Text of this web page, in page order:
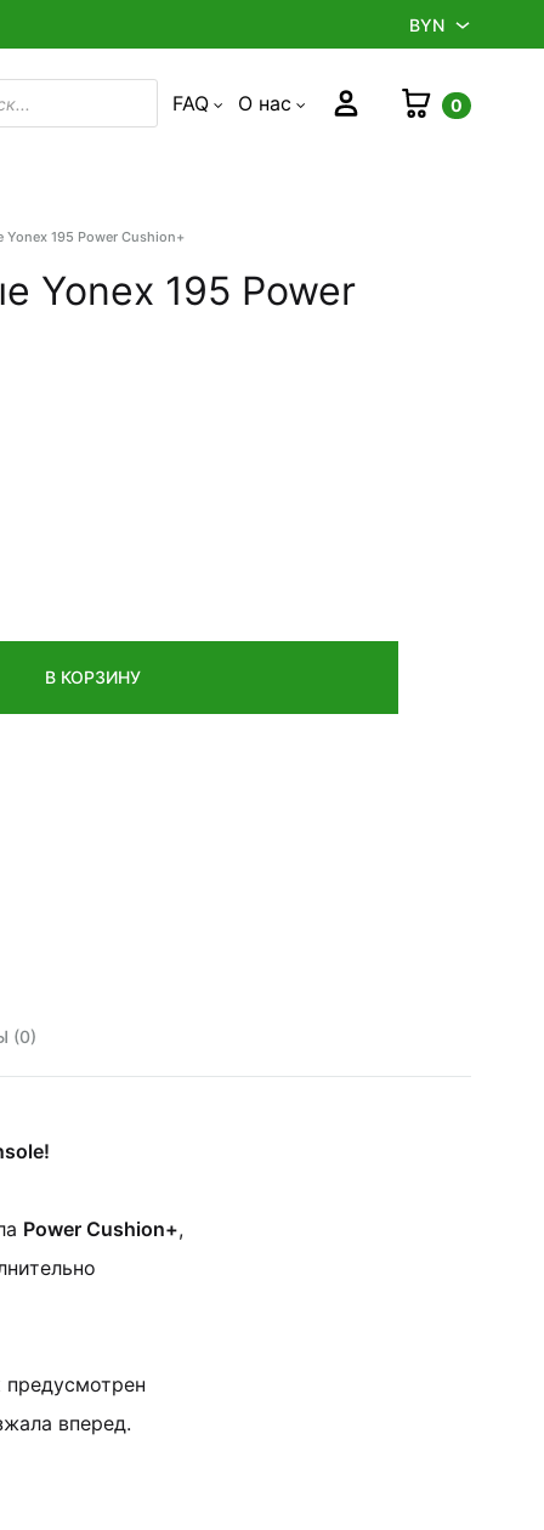
BYN
FAQ О нас Войти Корзина
0
Yonex 195 Power Cushion+
Yonex 195 Power
В КОРЗИНУ
(0)
Power Cushion+,
предусмотрен
вперед.